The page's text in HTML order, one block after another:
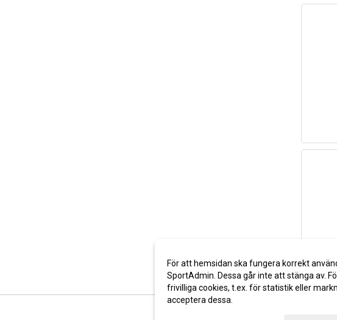
För att hemsidan ska fungera korrekt
SportAdmin. Dessa går inte att stänga av.
frivilliga cookies, t.ex. för statistik eller
acceptera dessa.